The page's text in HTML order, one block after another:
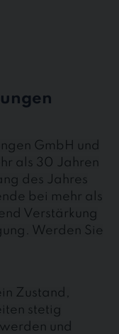
GmbH und
als 30 Jahren
des Jahres
bei mehr als
Verstärkung
Werden Sie
Zustand,
stetig
und